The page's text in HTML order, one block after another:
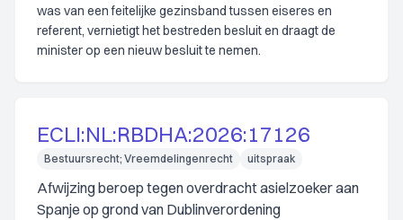
was van een feitelijke gezinsband tussen eiseres en
referent, vernietigt het bestreden besluit en draagt de
minister op een nieuw besluit te nemen.
ECLI:NL:RBDHA:2026:17126
Bestuursrecht; Vreemdelingenrecht uitspraak
Afwijzing beroep tegen overdracht asielzoeker aan
Spanje op grond van Dublinverordening